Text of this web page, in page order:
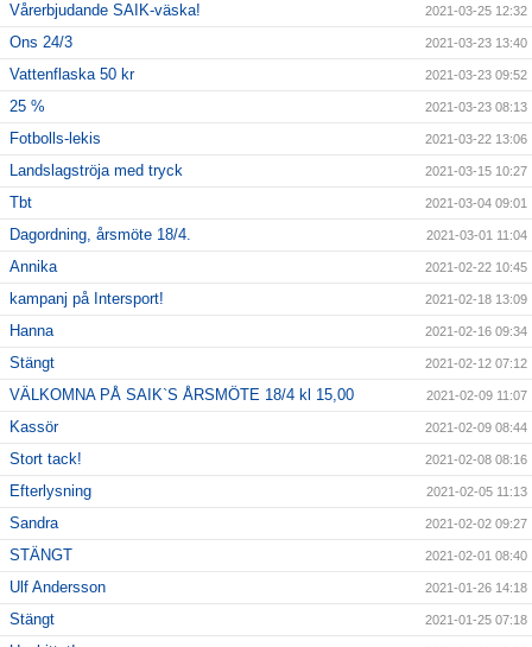
Vårerbjudande SAIK-väska! 2021-03-25 12:32
Ons 24/3 2021-03-23 13:40
Vattenflaska 50 kr 2021-03-23 09:52
25 % 2021-03-23 08:13
Fotbolls-lekis 2021-03-22 13:06
Landslagströja med tryck 2021-03-15 10:27
Tbt 2021-03-04 09:01
Dagordning, årsmöte 18/4. 2021-03-01 11:04
Annika 2021-02-22 10:45
kampanj på Intersport! 2021-02-18 13:09
Hanna 2021-02-16 09:34
Stängt 2021-02-12 07:12
VÄLKOMNA PÅ SAIK`S ÅRSMÖTE 18/4 kl 15,00 2021-02-09 11:07
Kassör 2021-02-09 08:44
Stort tack! 2021-02-08 08:16
Efterlysning 2021-02-05 11:13
Sandra 2021-02-02 09:27
STÄNGT 2021-02-01 08:40
Ulf Andersson 2021-01-26 14:18
Stängt 2021-01-25 07:18